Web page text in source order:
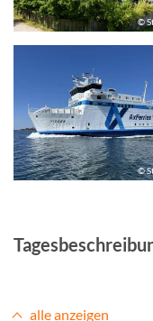
©
©
alle anzeigen